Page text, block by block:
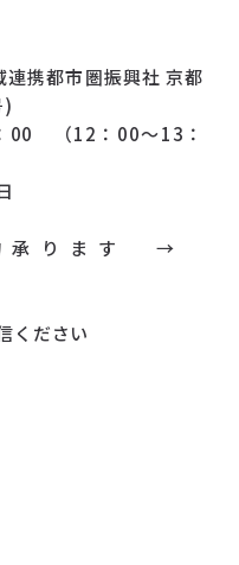
携都市圏振興社 京都
)
00 （12：00～13：
承ります →
信ください